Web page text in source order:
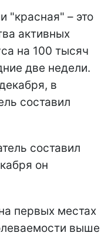
"красная" – это
активных
на 100 тысяч
две недели.
в
составил
составил
он
первых местах
выше